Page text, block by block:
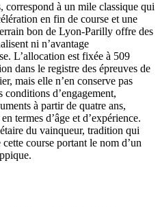
correspond à un mile classique qui
en fin de course et une
bon de Lyon-Parilly offre des
ni n’avantage
L’allocation est fixée à 509
dans le registre des épreuves de
mais elle n’en conserve pas
d’engagement,
à partir de quatre ans,
termes d’âge et d’expérience.
du vainqueur, tradition qui
course portant le nom d’un